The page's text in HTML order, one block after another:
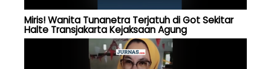
Miris! Wanita Tunanetra Terjatuh di Got Sekitar
Halte Transjakarta Kejaksaan Agung